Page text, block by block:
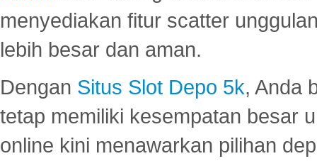
menyediakan fitur scatter
lebih besar dan aman.
Dengan Situs Slot Depo 5k, Anda
tetap memiliki kesempatan besar
online kini menawarkan pilihan